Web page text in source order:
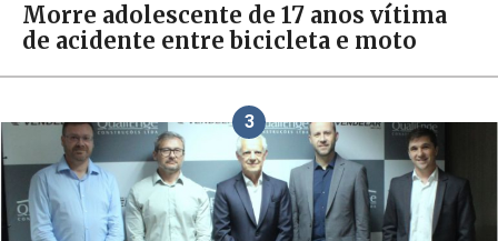
Morre adolescente de 17 anos vítima
de acidente entre bicicleta e moto
3